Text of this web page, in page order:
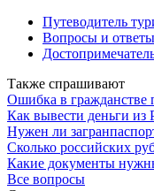
Путеводитель
Вопросы и ответы
Также спрашивают
Ошибка в гражданстве
Как вывести деньги
Нужен ли
Сколько российских
Какие документы
Все вопросы